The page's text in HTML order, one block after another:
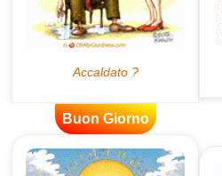
Buon Giorno